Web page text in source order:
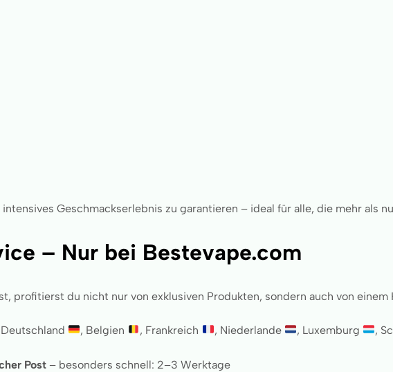
Geschmackserlebnis zu garantieren – ideal für alle, die mehr als
– Nur bei Bestevape.com
profitierst du nicht nur von exklusiven Produkten, sondern auch von einem
, Belgien , Frankreich , Niederlande , Luxemburg ,
Post – besonders schnell: 2–3 Werktage